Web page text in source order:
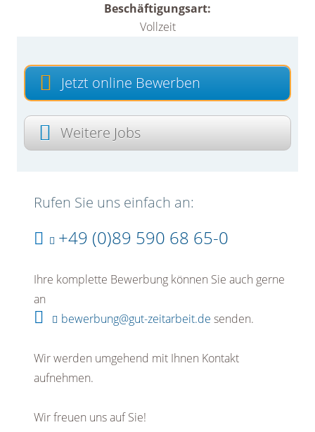
Beschäftigungsart:
Vollzeit
Jetzt online Bewerben
Weitere Jobs
Rufen Sie uns einfach an:
+49 (0)89 590 68 65-0
Ihre komplette Bewerbung können Sie auch gerne
an
bewerbung@gut-zeitarbeit.de senden.
Wir werden umgehend mit Ihnen Kontakt
aufnehmen.
Wir freuen uns auf Sie!